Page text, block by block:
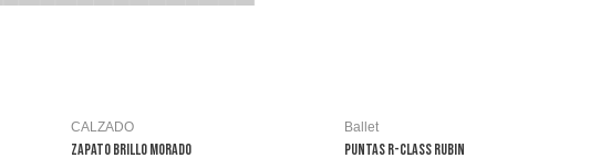
CALZADO
ZAPATO BRILLO MORADO
Ballet
PUNTAS R-CLASS RUBIN